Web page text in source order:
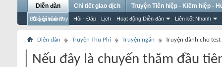
Diễn đàn
Bài gửi hôm nay Hỏi - Đáp Lịch Hoạt động Diễn đàn Liên kết Nhanh
Chi tiết giao dịch
Truyện Tiên hiệp - Kiếm hiệp -
Có gì mới?
Diễn đàn Truyện Thu Phí Truyện ngắn Truyện dành cho test
Nếu đây là chuyến thăm đầu